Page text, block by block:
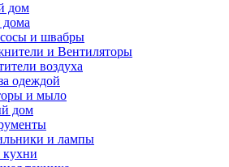
дом
дома
и швабры
и Вентиляторы
воздуха
одеждой
и мыло
дом
и лампы
кухни